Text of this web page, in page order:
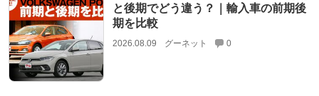
と後期でどう違う？｜輸入車の前期後
期を比較
2026.08.09 グーネット 0